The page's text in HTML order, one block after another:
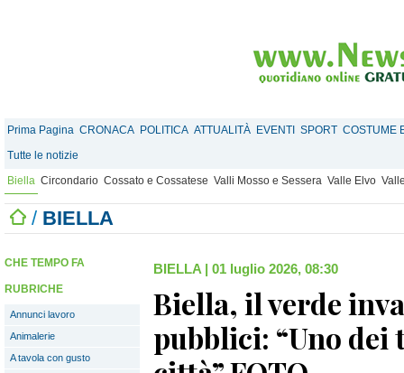
Prima Pagina CRONACA POLITICA ATTUALITÀ EVENTI SPORT COSTUME
Tutte le notizie
Biella Circondario Cossato e Cossatese Valli Mosso e Sessera Valle Elvo
/ BIELLA
CHE TEMPO FA
RUBRICHE
Annunci lavoro
Animalerie
A tavola con gusto
BIELLA | 01 luglio 2026, 08:30
Biella, il verde
pubblici: “Uno dei